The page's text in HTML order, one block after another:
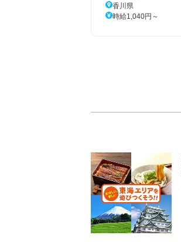
香川県
時給1,040円～